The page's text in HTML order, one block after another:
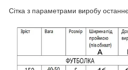
Сітка з параметрами виробу